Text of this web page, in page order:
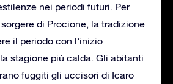
nei periodi futuri. Per
di Procione, la tradizione
il periodo con l’inizio
stagione più calda. Gli abitanti
fuggiti gli uccisori di Icaro